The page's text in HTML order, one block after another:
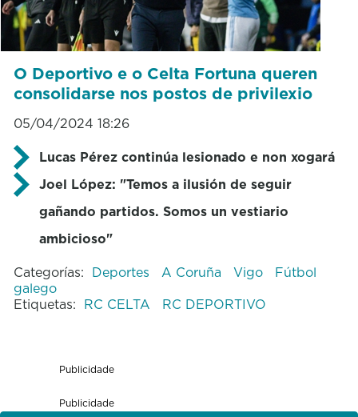
O Deportivo e o Celta Fortuna queren
consolidarse nos postos de privilexio
05/04/2024 18:26
Lucas Pérez continúa lesionado e non xogará
Joel López: "Temos a ilusión de seguir
gañando partidos. Somos un vestiario
ambicioso"
Categorías: Deportes A Coruña Vigo
Fútbol
galego
Etiquetas: RC CELTA RC DEPORTIVO
Publicidade
Publicidade